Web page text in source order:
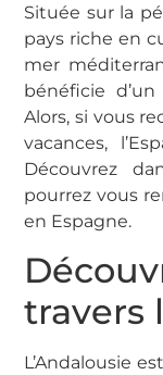
Située sur la
pays riche en
mer
bénéficie
Alors, si vous
vacances,
Découvrez
pourrez vous
en Espagne.
travers
L’Andalousie